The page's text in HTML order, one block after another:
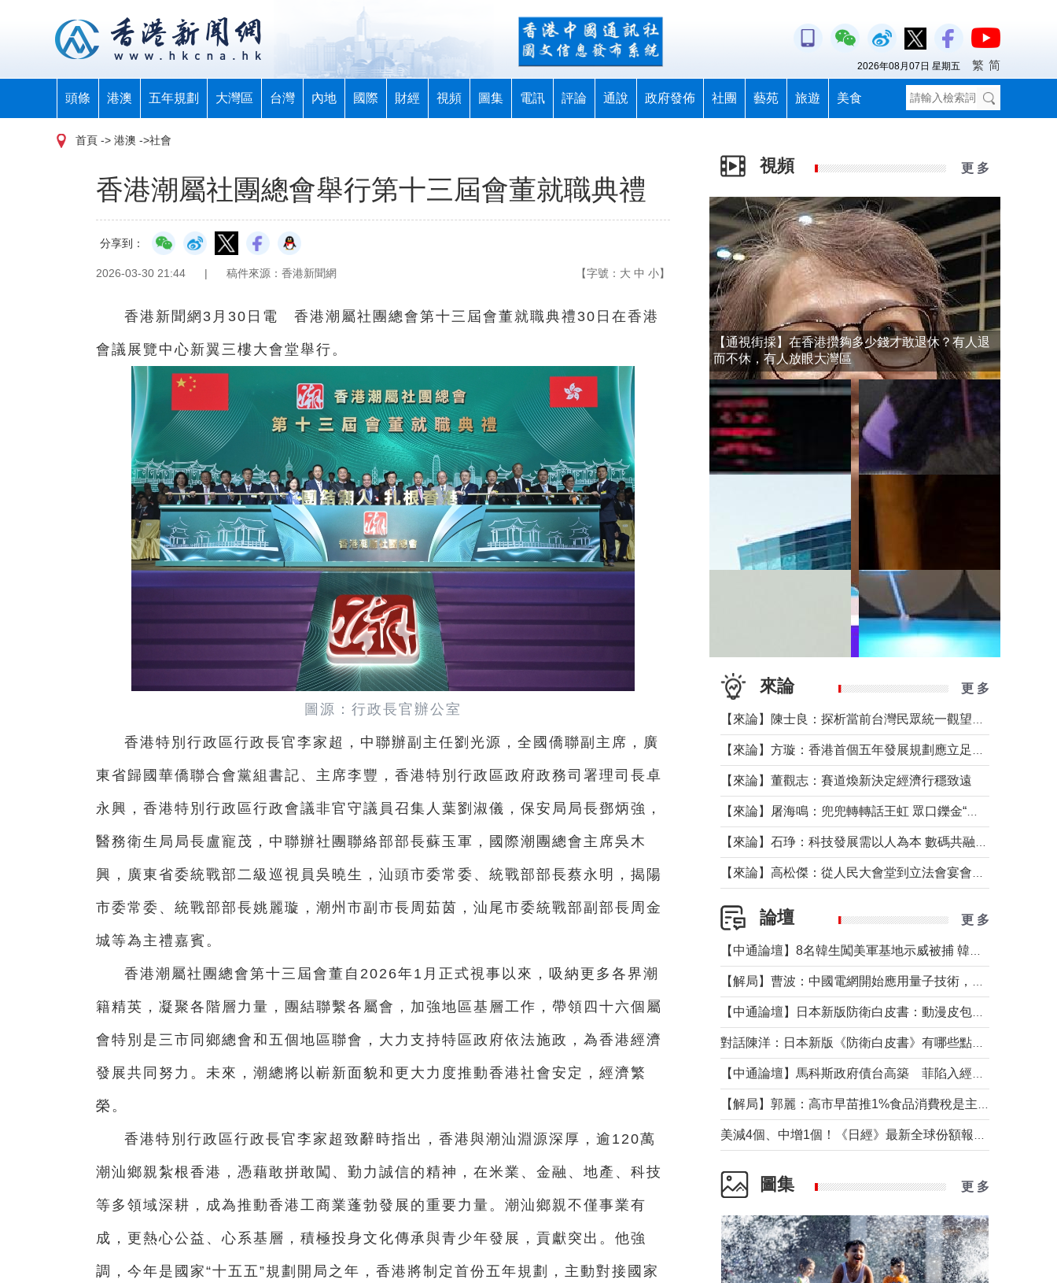
頭條 港澳 五年規劃 大灣區 台灣 內地 國際 財經 視頻 圖集 電訊 評論 通說 政府發佈 社團 藝苑 旅遊 美食
2026年08月07日 星期五 繁 简
首頁 -> 港澳 ->社會
香港潮屬社團總會舉行第十三屆會董就職典禮
分享到：
2026-03-30 21:44 | 稿件來源：香港新聞網 【字號： 大 中 小】
香港新聞網3月30日電 香港潮屬社團總會第十三屆會董就職典禮30日在香港
會議展覽中心新翼三樓大會堂舉行。
圖源：行政長官辦公室
香港特別行政區行政長官李家超，中聯辦副主任劉光源，全國僑聯副主席，廣
東省歸國華僑聯合會黨組書記、主席李豐，香港特別行政區政府政務司署理司長卓
永興，香港特別行政區行政會議非官守議員召集人葉劉淑儀，保安局局長鄧炳強，
醫務衛生局局長盧寵茂，中聯辦社團聯絡部部長蘇玉軍，國際潮團總會主席吳木
興，廣東省委統戰部二級巡視員吳曉生，汕頭市委常委、統戰部部長蔡永明，揭陽
市委常委、統戰部部長姚麗璇，潮州市副市長周茹茵，汕尾市委統戰部副部長周金
城等為主禮嘉賓。
香港潮屬社團總會第十三屆會董自2026年1月正式視事以來，吸納更多各界潮
籍精英，凝聚各階層力量，團結聯繫各屬會，加強地區基層工作，帶領四十六個屬
會特別是三市同鄉總會和五個地區聯會，大力支持特區政府依法施政，為香港經濟
發展共同努力。未來，潮總將以嶄新面貌和更大力度推動香港社會安定，經濟繁
榮。
香港特別行政區行政長官李家超致辭時指出，香港與潮汕淵源深厚，逾120萬
潮汕鄉親紮根香港，憑藉敢拼敢闖、勤力誠信的精神，在米業、金融、地產、科技
等多領域深耕，成為推動香港工商業蓬勃發展的重要力量。潮汕鄉親不僅事業有
成，更熱心公益、心系基層，積極投身文化傳承與青少年發展，貢獻突出。他強
調，今年是國家“十五五”規劃開局之年，香港將制定首份五年規劃，主動對接國家
視頻 更 多
【通視街採】在香港攢夠多少錢才敢退休？有人退
而不休，有人放眼大灣區
來論 更 多
【來論】董觀志：賽道煥新決定經濟行穩致遠
論壇 更 多
圖集 更 多